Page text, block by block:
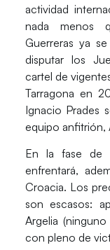
actividad
nada menos
Guerreras ya
disputar los
cartel de
Tarragona en
Ignacio Prades
equipo anfitrión,
En la fase de
enfrentará,
Croacia. Los
son escasos:
Argelia
con pleno de